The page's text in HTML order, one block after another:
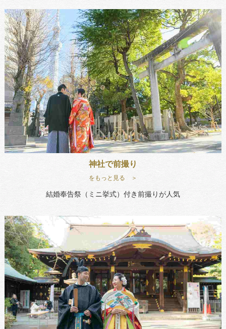
神社で前撮り
をもっと見る ＞
結婚奉告祭（ミニ挙式）付き前撮りが人気